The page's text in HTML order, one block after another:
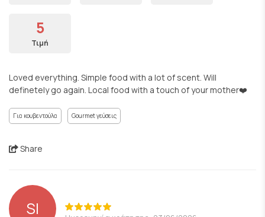
5
Τιμή
Loved everything. Simple food with a lot of scent. Will
definetely go again. Local food with a touch of your mother❤️
Για κουβεντούλα Gourmet γεύσεις
Share
SI